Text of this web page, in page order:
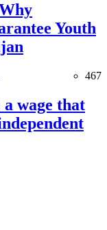
Youth
467
wage that